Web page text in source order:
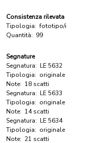
Consistenza rilevata
Tipologia: fototipo/i
Quantità: 99
Segnature
Segnatura: LE 5632
Tipologia: originale
Note: 18 scatti
Segnatura: LE 5633
Tipologia: originale
Note: 14 scatti
Segnatura: LE 5634
Tipologia: originale
Note: 21 scatti